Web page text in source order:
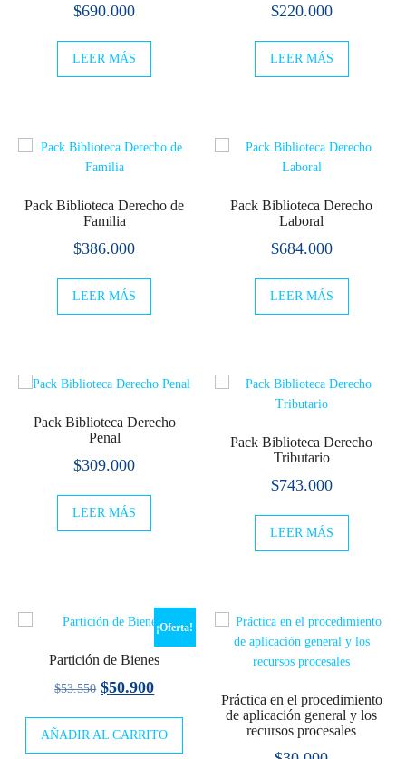
$690.000
LEER MÁS
$220.000
LEER MÁS
Pack Biblioteca Derecho de
Familia
$386.000
LEER MÁS
Pack Biblioteca Derecho
Laboral
$684.000
LEER MÁS
Pack Biblioteca Derecho
Penal
$309.000
LEER MÁS
Pack Biblioteca Derecho
Tributario
$743.000
LEER MÁS
¡Oferta!
Partición de Bienes
$53.550 El
original
$50.900El
actual
AÑADIR AL CARRITO
Práctica en el procedimiento
de aplicación general y los
recursos procesales